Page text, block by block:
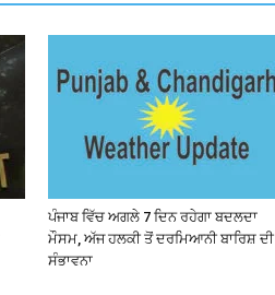
ਪੰਜਾਬ ਵਿੱਚ ਅਗਲੇ 7 ਦਿਨ ਰਹੇਗਾ ਬਦਲਦਾ
ਮੌਸਮ, ਅੱਜ ਹਲਕੀ ਤੋਂ ਦਰਮਿਆਨੀ ਬਾਰਿਸ਼ ਦੀ
ਸੰਭਾਵਨਾ